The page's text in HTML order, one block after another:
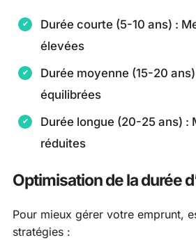
Durée courte (5-10 ans) :
élevées
Durée moyenne (15-20
équilibrées
Durée longue (20-25 ans) :
réduites
Optimisation de la durée
Pour mieux gérer votre emprunt,
stratégies :